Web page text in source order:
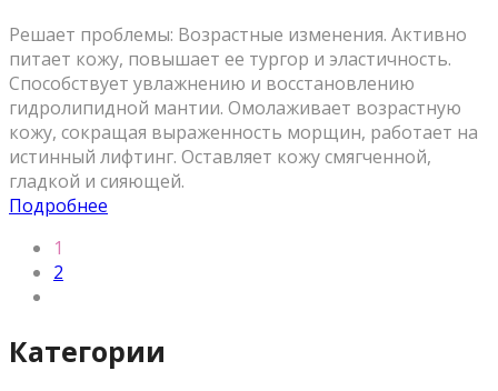
Решает проблемы: Возрастные изменения. Активно
питает кожу, повышает ее тургор и эластичность.
Способствует увлажнению и восстановлению
гидролипидной мантии. Омолаживает возрастную
кожу, сокращая выраженность морщин, работает на
истинный лифтинг. Оставляет кожу смягченной,
гладкой и сияющей.
Подробнее
1
2
Категории